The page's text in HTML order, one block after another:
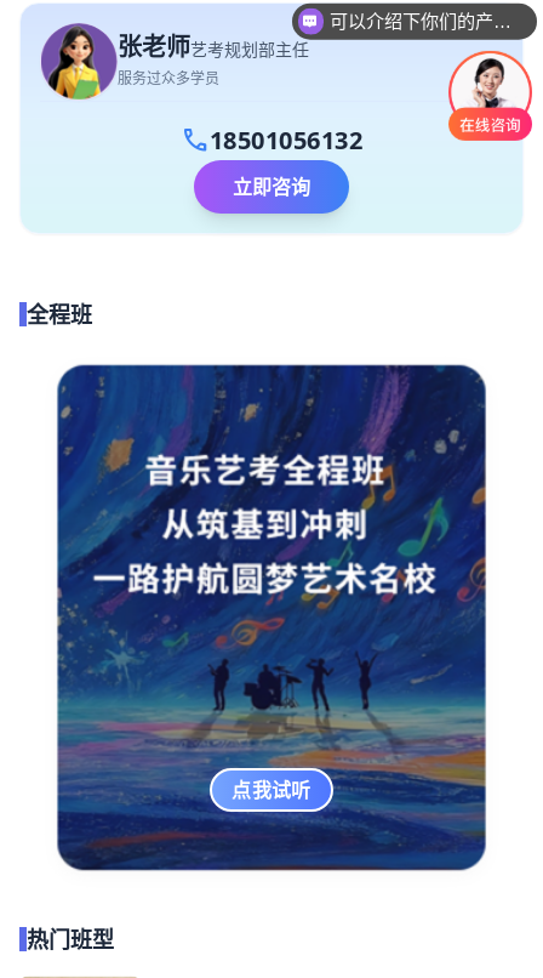
张老师艺考规划部主任
服务过众多学员
call18501056132
立即咨询
全程班
点我试听
热门班型
你们是怎么收费的呢